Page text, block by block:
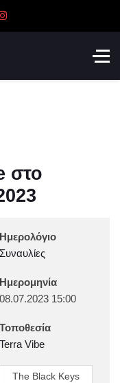
στο
Ημερολόγιο
Συναυλίες
Ημερομηνία
08.07.2023 15:00
Τοποθεσία
Terra Vibe
The Black Keys